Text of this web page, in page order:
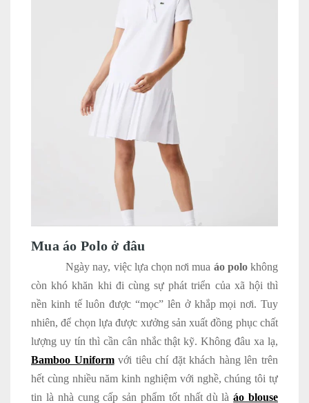
Mua áo Polo ở đâu
Ngày nay, việc lựa chọn nơi mua áo polokhông
còn khó khăn khi đi cùng sự phát triển của xã hội thì
nền kinh tế luôn được “mọc” lên ở khắp mọi nơi. Tuy
nhiên, để chọn lựa được xưởng sản xuất đồng phục chất
lượng uy tín thì cần cân nhắc thật kỹ. Không đâu xa lạ,
Bamboo Uniformvới tiêu chí đặt khách hàng lên trên
hết cùng nhiều năm kinh nghiệm với nghề, chúng tôi tự
tin là nhà cung cấp sản phẩm tốt nhất dù làáo blouse